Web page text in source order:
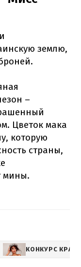
землю,
–
Цветок мака
которую
страны,
мины.
КОНКУРС